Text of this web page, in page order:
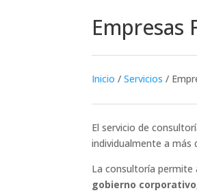
Empresas
Inicio /Servicios /
El servicio de
individualmente a más
La consultoría
gobierno corporativo